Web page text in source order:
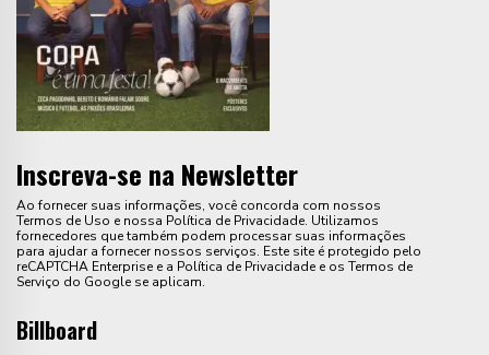
Inscreva-se na Newsletter
Ao fornecer suas informações, você concorda com nossos
Termos de Uso e nossa Política de Privacidade. Utilizamos
fornecedores que também podem processar suas informações
para ajudar a fornecer nossos serviços. Este site é protegido pelo
reCAPTCHA Enterprise e a Política de Privacidade e os Termos de
Serviço do Google se aplicam.
Billboard